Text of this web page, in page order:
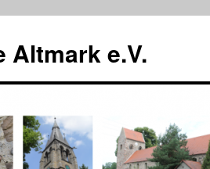
Altmark e.V.